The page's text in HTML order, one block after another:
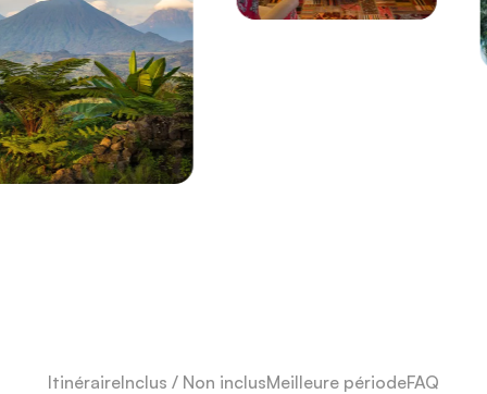
ItinéraireInclus / Non inclusMeilleure périodeFAQ